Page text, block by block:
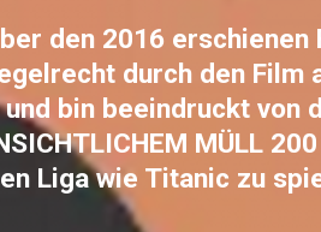
den 2016 erschienen
durch den Film
bin beeindruckt von
MÜLL
Liga wie Titanic zu